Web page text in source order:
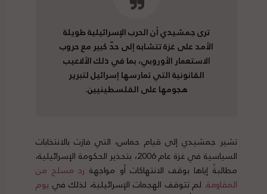
ترى جمشيدي أن الحرب الإسرائيلية طويلة
الأمد على غزة تتشابه إلى حدّ كبير مع حروب
الاستعمار الأوروبي، بما في ذلك الألاعيب
القانونية التي تمارسها إسرائيل لتبرير
هجومها على الفلسطينيين.
تشير جمشيدي إلى قيام حماس، التي فازت بالانتخابات
السياسية في غزة عام 2006، بتحذير الحكومة الإسرائيلية،
مطالبةً إياها بوقف الانتهاكات أو مواجهة رد مسلح من
المقاومة. لم تتوقف الهجمات الإسرائيلية، لذلك في يوم